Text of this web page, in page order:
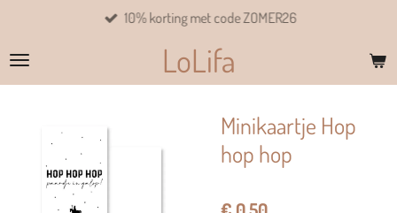
naar
de
LoLifa
10% korting met code ZOMER26
Minikaartje Hop
hop hop